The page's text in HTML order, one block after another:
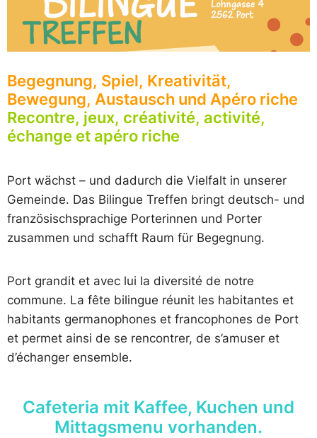
Begegnung, Spiel, Kreativität,
Bewegung, Austausch und Apéro riche
Recontre, jeux, créativité, activité,
échange et apéro riche
Port wächst – und dadurch die Vielfalt in unserer
Gemeinde. Das Bilingue Treffen bringt deutsch- und
französischsprachige Porterinnen und Porter
zusammen und schafft Raum für Begegnung.
Port grandit et avec lui la diversité de notre
commune. La fête bilingue réunit les habitantes et
habitants germanophones et francophones de Port
et permet ainsi de se rencontrer, de s’amuser et
d’échanger ensemble.
Cafeteria mit Kaffee, Kuchen und
Mittagsmenu vorhanden.